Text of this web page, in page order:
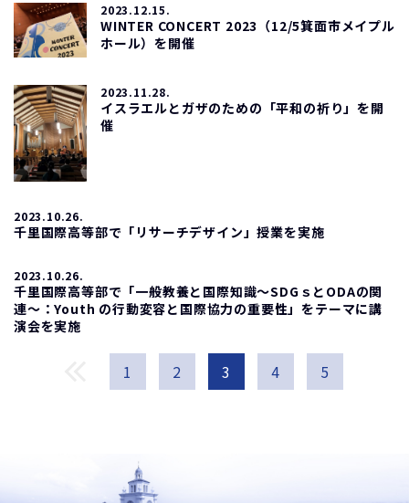
2023.12.15.
WINTER CONCERT 2023（12/5箕面市メイプル
ホール）を開催
2023.11.28.
イスラエルとガザのための「平和の祈り」を開
催
2023.10.26.
千里国際高等部で「リサーチデザイン」授業を実施
2023.10.26.
千里国際高等部で「一般教養と国際知識～SDGｓとODAの関
連～：Youth の行動変容と国際協力の重要性」をテーマに講
演会を実施
1 2 3 4 5